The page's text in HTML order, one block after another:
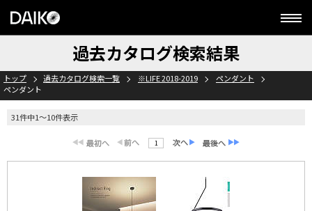
過去カタログ検索結果
トップ 過去カタログ検索一覧 ※LIFE 2018-2019
ペンダント
ペンダント
31件中1～10件表示
1